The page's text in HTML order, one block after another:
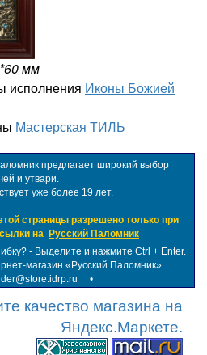
мм
исполнения Иконы Божией
Мастерская ТИЛЬ
предлагает широкий выбор
и утвари.
уже более 19 лет.
страницы разрешено только при
на Русский Паломник
- Выделите и нажмите Ctrl + Enter.
магазин «Русский Паломник»
•